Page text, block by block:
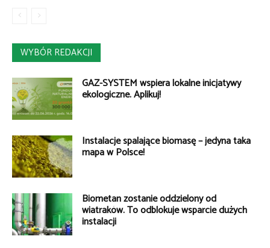
WYBÓR REDAKCJI
GAZ-SYSTEM wspiera lokalne inicjatywy
ekologiczne. Aplikuj!
Instalacje spalające biomasę – jedyna taka
mapa w Polsce!
Biometan zostanie oddzielony od
wiatraków. To odblokuje wsparcie dużych
instalacji